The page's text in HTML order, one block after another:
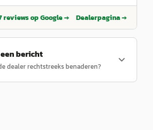
reviews op Google → Dealerpagina →
bericht
dealer rechtstreeks benaderen?